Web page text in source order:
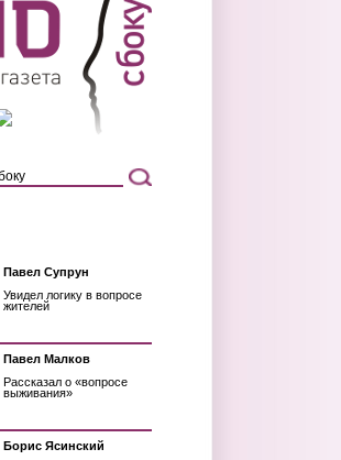
Павел Супрун
Увидел логику в вопросе
жителей
Павел Малков
Рассказал о «вопросе
выживания»
Борис Ясинский